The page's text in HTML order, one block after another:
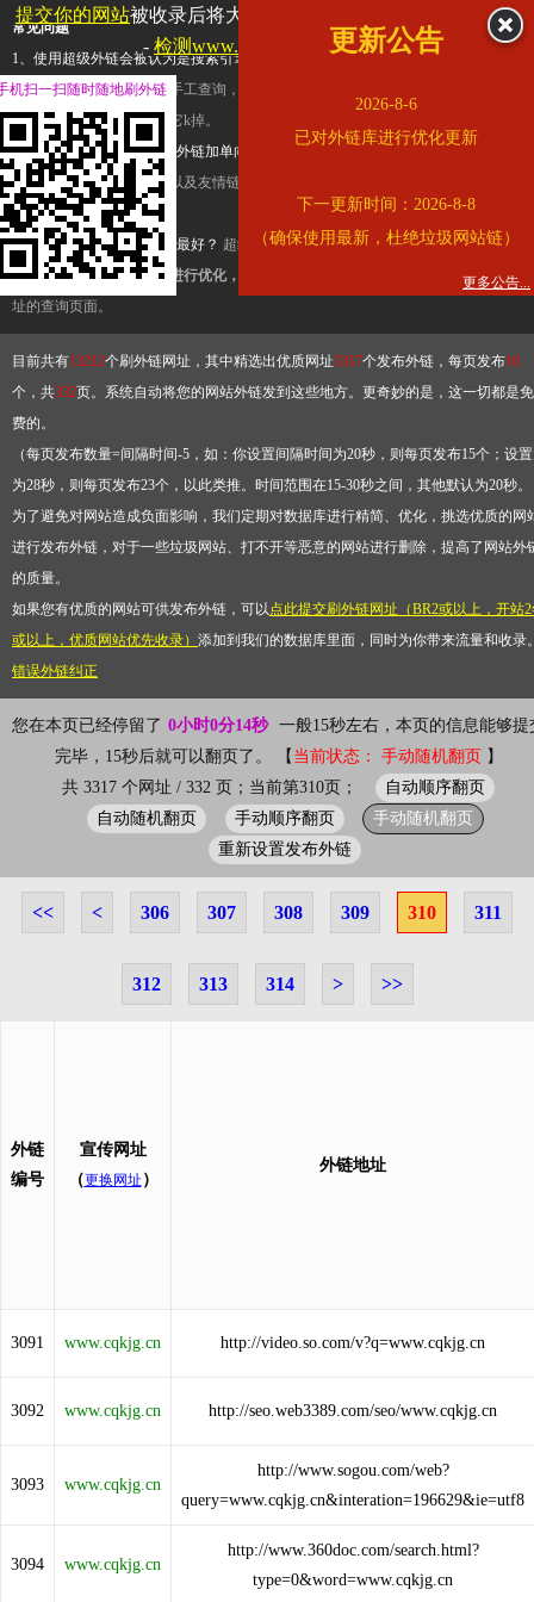
常见问题
1、使用超级外链会被认为是搜索引擎优化作弊吗？ 超级外链只是一个简便而集成
查询工具，模拟的是正常手工查询，不是作弊。如果是作弊，那您可以使用超级外
推广竞争对手的网址，让它k掉。
2、网站优化单纯依靠超级外链加单向链接可行吗？
链，需要结合普通的外链以及友情链接，您可以到站长论坛发布外链，到友情链接
台交换友情链接。
3、如何使用超级外链效果最好？ 超级外链不同于普通的外链，它是动态的链接，
有频繁使用超级外链工具进行优化，才能获得稳定的外链
，最终使搜索引擎收录带
址的查询页面。
目前共有13212个刷外链网址，其中精选出优质网址3317个发布外链，每页发布10
个，共332页。系统自动将您的网站外链发到这些地方。更奇妙的是，这一切都是免
费的。
（每页发布数量=间隔时间-5，如：你设置间隔时间为20秒，则每页发布15个；设置
为28秒，则每页发布23个，以此类推。时间范围在15-30秒之间，其他默认为20秒
为了避免对网站造成负面影响，我们定期对数据库进行精简、优化，挑选优质的网
进行发布外链，对于一些垃圾网站、打不开等恶意的网站进行删除，提高了网站外
的质量。
如果您有优质的网站可供发布外链，可以点此提交刷外链网址（BR2或以上，开站
或以上，优质网站优先收录） 添加到我们的数据库里面，同时为你带来流量和收录
错误外链纠正
您在本页已经停留了 0小时0分14秒 一般15秒左右，本页的信息能够提
完毕，15秒后就可以翻页了。 【 当前状态： 手动随机翻页 】
共 3317 个网址 / 332 页；当前第310页；
自动顺序翻页
自动随机翻页
手动顺序翻页
手动随机翻页
重新设置发布外链
<< < 306 307 308 309 310 311
312 313 314 > >>
外链
编号
宣传网址
（更换网址 ）
外链地址
3091 www.cqkjg.cn http://video.so.com/v?q=www.cqkjg.cn
3092 www.cqkjg.cn http://seo.web3389.com/seo/www.cqkjg.cn
3093 www.cqkjg.cn
http://www.sogou.com/web?
query=www.cqkjg.cn&interation=196629&ie=utf8
3094 www.cqkjg.cn
http://www.360doc.com/search.html?
type=0&word=www.cqkjg.cn
提交你的网站被收录后将大幅提升流量和外链，
查看展示页面
- 检测www.cqkjg.cn是否收录更新公告
2026-8-6
已对外链库进行优化更新
下一更新时间：2026-8-8
（确保使用最新，杜绝垃圾网站链）
更多公告...
机扫一扫随时随地刷外链